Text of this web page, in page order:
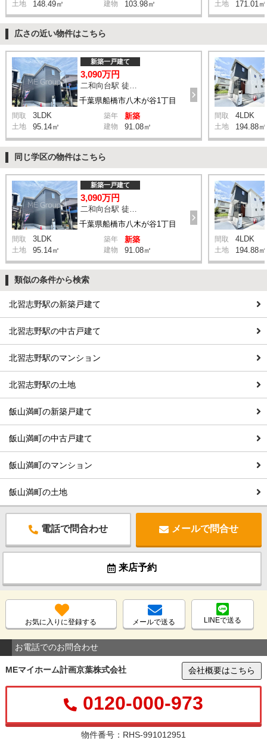
土地 148.49㎡ 建物 103.98㎡ 土地 171.01㎡
広さの近い物件はこちら
千葉県船橋市八木が谷1丁目
新築一戸建て
3,090万円
二和向台駅 徒歩17分
間取 3LDK 築年 新築
土地 95.14㎡ 建物 91.08㎡
間取 4LDK
土地 194.88㎡
同じ学区の物件はこちら
千葉県船橋市八木が谷1丁目
新築一戸建て
3,090万円
間取 3LDK 築年 新築
土地 95.14㎡ 建物 91.08㎡
間取 4LDK
土地 194.88㎡
類似の条件から検索
北習志野駅の新築戸建て
北習志野駅の中古戸建て
北習志野駅のマンション
北習志野駅の土地
飯山満町の新築戸建て
飯山満町の中古戸建て
飯山満町のマンション
飯山満町の土地
電話で問合わせ メールで問合せ
来店予約
お気に入りに登録する メールで送る LINEで送る
お電話でのお問合わせ
MEマイホーム計画京葉株式会社 会社概要はこちら
0120-000-973
物件番号：RHS-991012951